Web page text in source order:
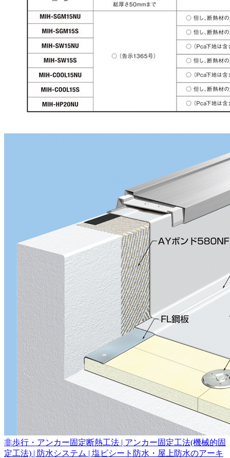
非歩行・アンカー固定断熱工法 | アンカー固定工法(機械的固
定工法) | 防水システム | 塩ビシート防水・屋上防水のアーキ